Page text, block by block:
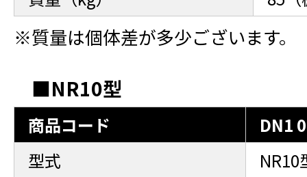
※質量は個体差が多少ございます。
■NR10型
商品コード
DN1
型式